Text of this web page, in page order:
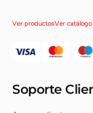
Ver productosVer catálogo
Soporte